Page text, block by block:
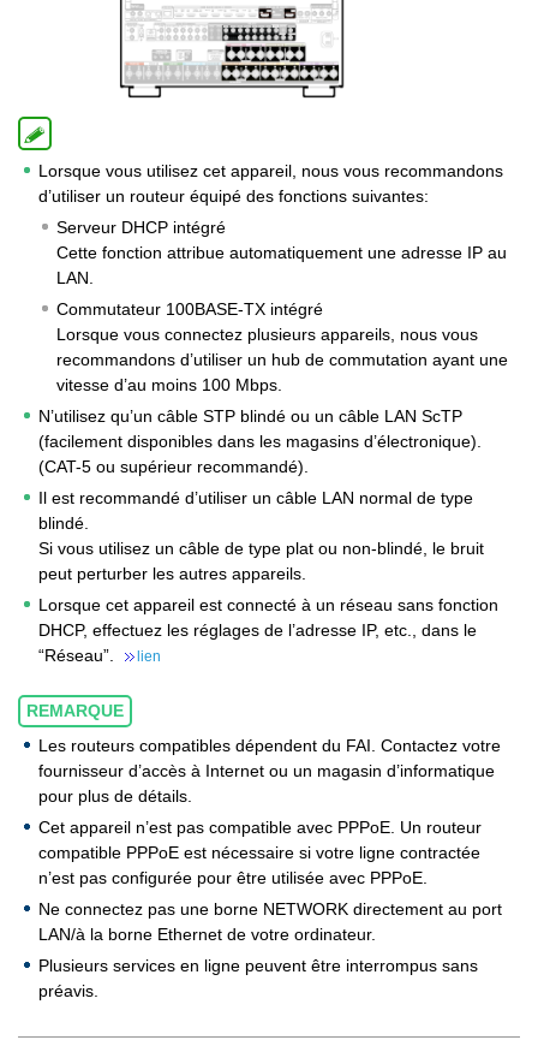
Lorsque vous utilisez cet appareil, nous vous recommandons
d’utiliser un routeur équipé des fonctions suivantes:
Serveur DHCP intégré
Cette fonction attribue automatiquement une adresse IP au
LAN.
Commutateur 100BASE-TX intégré
Lorsque vous connectez plusieurs appareils, nous vous
recommandons d’utiliser un hub de commutation ayant une
vitesse d’au moins 100 Mbps.
N’utilisez qu’un câble STP blindé ou un câble LAN ScTP
(facilement disponibles dans les magasins d’électronique).
(CAT-5 ou supérieur recommandé).
Il est recommandé d’utiliser un câble LAN normal de type
blindé.
Si vous utilisez un câble de type plat ou non-blindé, le bruit
peut perturber les autres appareils.
Lorsque cet appareil est connecté à un réseau sans fonction
DHCP, effectuez les réglages de l’adresse IP, etc., dans le
“Réseau”.
lien
REMARQUE
Les routeurs compatibles dépendent du FAI. Contactez votre
fournisseur d’accès à Internet ou un magasin d’informatique
pour plus de détails.
Cet appareil n’est pas compatible avec PPPoE. Un routeur
compatible PPPoE est nécessaire si votre ligne contractée
n’est pas configurée pour être utilisée avec PPPoE.
Ne connectez pas une borne NETWORK directement au port
LAN/à la borne Ethernet de votre ordinateur.
Plusieurs services en ligne peuvent être interrompus sans
préavis.